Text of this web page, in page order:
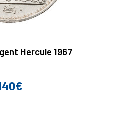
Hercule 1967